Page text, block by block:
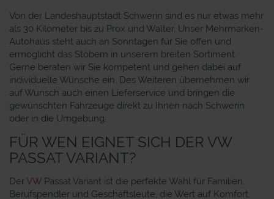
Von der Landeshauptstadt Schwerin sind es nur etwas mehr
als 30 Kilometer bis zu Prox und Walter. Unser Mehrmarken-
Autohaus steht auch an Sonntagen für Sie offen und
ermöglicht das Stöbern in unserem breiten Sortiment.
Gerne beraten wir Sie kompetent und gehen dabei auf
individuelle Wünsche ein. Des Weiteren übernehmen wir
auf Wunsch auch einen Lieferservice und bringen die
gewünschten Fahrzeuge direkt zu Ihnen nach Schwerin
oder in die Umgebung.
FÜR WEN EIGNET SICH DER VW
PASSAT VARIANT?
DerVW Passat Variant ist die perfekte Wahl für Familien,
Berufspendler und Geschäftsleute, die Wert auf Komfort,